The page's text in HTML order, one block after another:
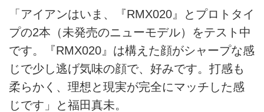
「アイアンはいま、『RMX020』とプロトタイ
プの2本（未発売のニューモデル）をテスト中
です。『RMX020』は構えた顔がシャープな感
じで少し逃げ気味の顔で、好みです。打感も
柔らかく、理想と現実が完全にマッチした感
じです」と福田真未。